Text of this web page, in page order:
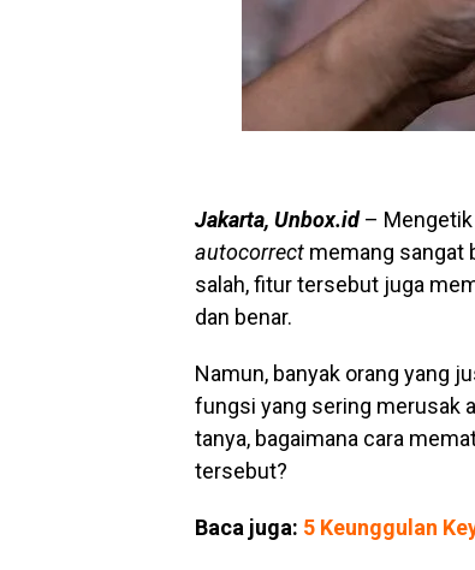
Jakarta, Unbox.id–
autocorrect memang sangat
salah, fitur tersebut juga
dan benar.
Namun, banyak orang yang
fungsi yang sering merusak
tanya, bagaimana cara
tersebut?
Baca juga: 5 Keunggulan